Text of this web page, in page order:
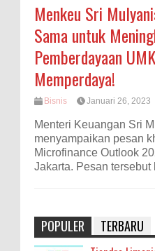
Menkeu Sri
Sama untuk
Pemberdayaan
Memperdaya!
Bisnis Januari 26, 2023
Menteri Keuangan Sri
menyampaikan pesan
Microfinance Outlook
Jakarta. Pesan tersebut
POPULER TERBARU